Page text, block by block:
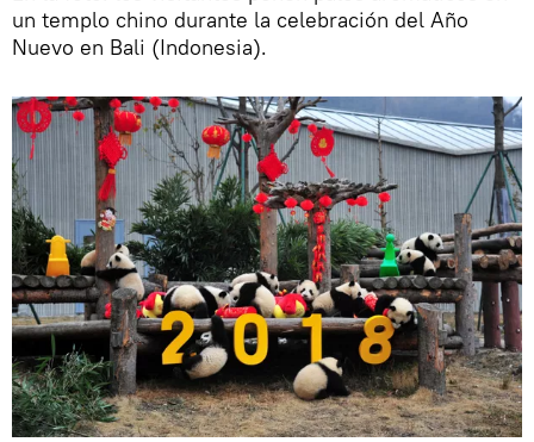
un templo chino durante la celebración del Año
Nuevo en Bali (Indonesia).